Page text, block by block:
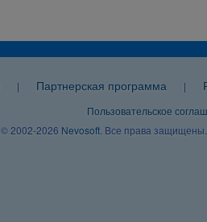
| Партнерская программа |
Пользовательское
© 2002-2026 Nevosoft . Все права защищены